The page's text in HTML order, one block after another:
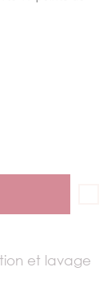
et lavage